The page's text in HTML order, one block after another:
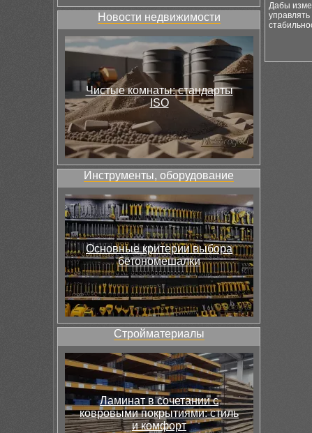
Новости недвижимости
Чистые комнаты: стандарты
ISO
Инструменты, оборудование
Основные критерии выбора
бетономешалки
Стройматериалы
Ламинат в сочетании с
ковровыми покрытиями: стиль
и комфорт
Дабы